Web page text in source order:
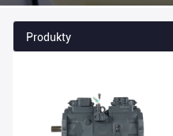
Produkty